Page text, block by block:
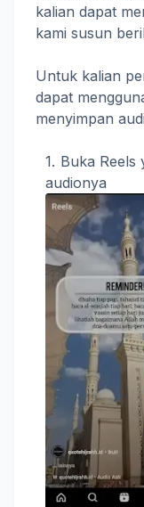
kalian dapat
kami susun
Untuk kalian
dapat
menyimpan
Buka Reels
audionya